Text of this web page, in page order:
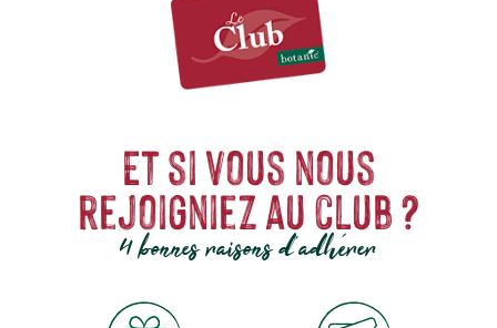
Et si vous nous
rejoigniez au club ?
4 bonnes raisons d'adhérer